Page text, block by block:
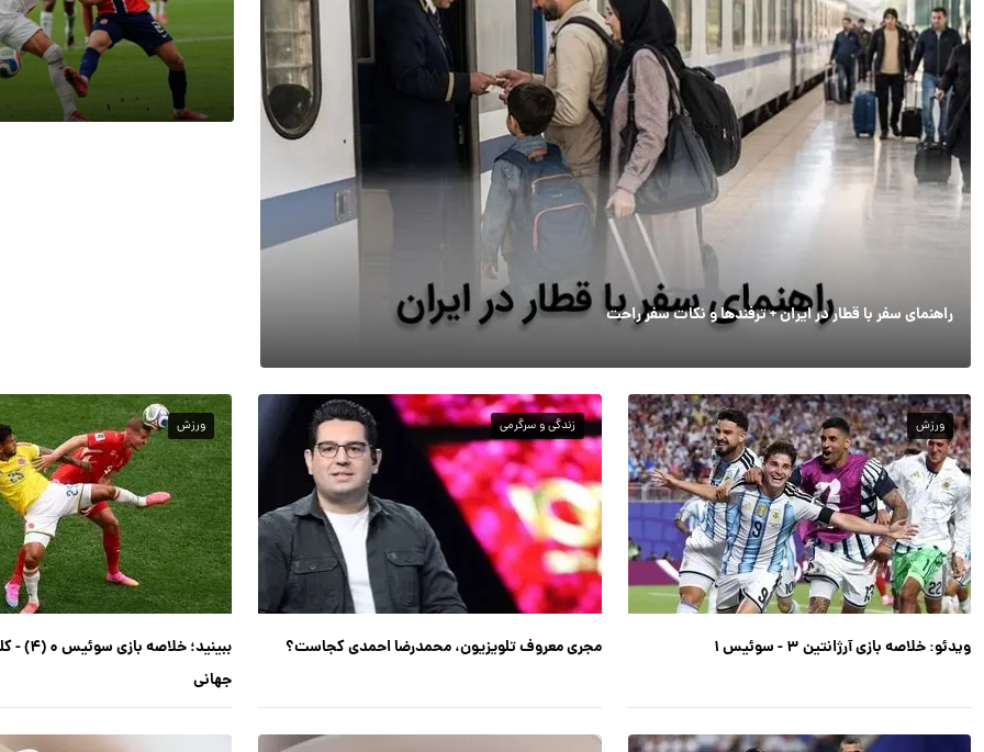
راهنمای سفر با قطار در ایران + ترفندها و نکات سفر راحت
ورزش
ویدئو: خلاصه بازی آرژانتین ۳ - سوئیس ۱
زندگی و سرگرمی
مجری معروف تلویزیون، محمدرضا احمدی کجاست؟
ورزش
جهانی